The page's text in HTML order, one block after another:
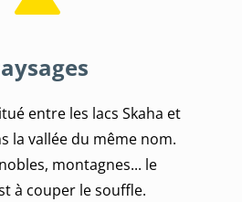
entre les lacs Skaha et
la vallée du même nom.
montagnes... le
à couper le souffle.